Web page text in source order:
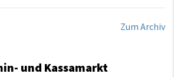
Zum Archiv
und Kassamarkt